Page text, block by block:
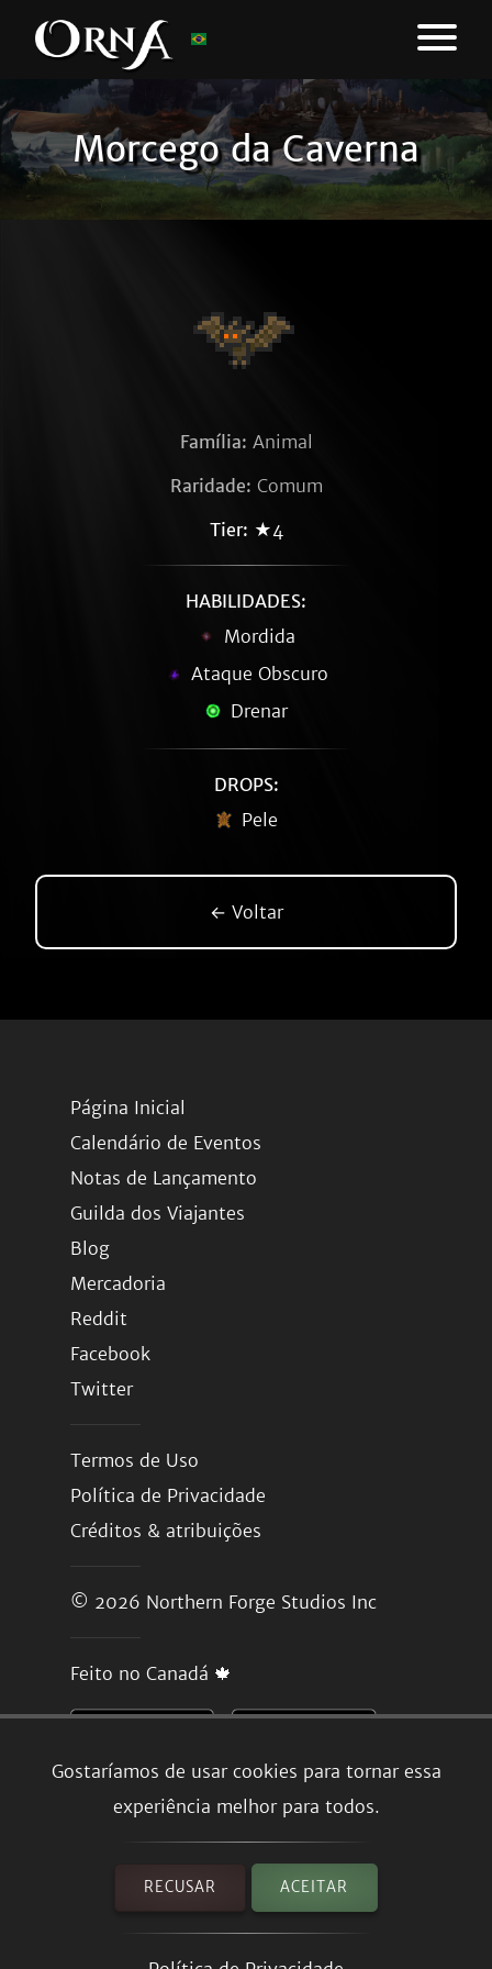
Morcego da Caverna
Gostaríamos de usar cookies para tornar essa
experiência melhor para todos.
RECUSAR ACEITAR
Família: Animal
Raridade: Comum
Tier: ★4
HABILIDADES:
Mordida
Ataque Obscuro
Drenar
DROPS:
Pele
← Voltar
Página Inicial
Calendário de Eventos
Notas de Lançamento
Guilda dos Viajantes
Blog
Mercadoria
Reddit
Facebook
Twitter
Termos de Uso
Política de Privacidade
Créditos & atribuições
© 2026 Northern Forge Studios Inc
Feito no Canadá 🍁